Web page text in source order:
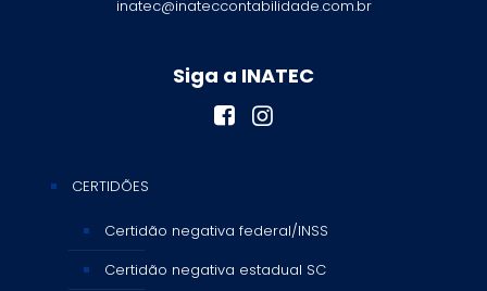
inatec@inateccontabilidade.com.br
Siga a INATEC
CERTIDÕES
Certidão negativa federal/INSS
Certidão negativa estadual SC